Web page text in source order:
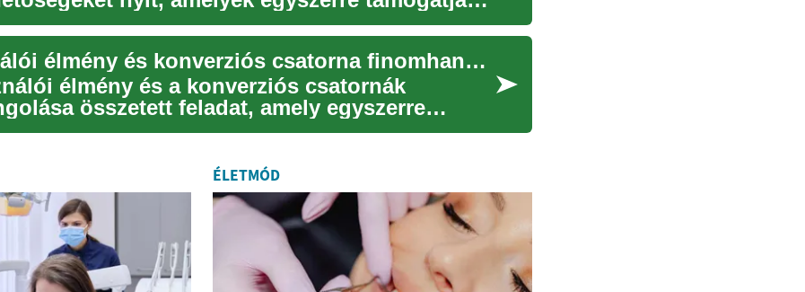
Felhasználói élmény és konverziós csatorna finomhangolása
élmény és a konverziós csatornák
összetett feladat, amely egyszerre
...
ÉLETMÓD